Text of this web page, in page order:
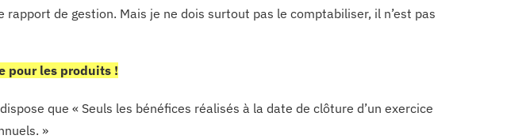
de gestion. Mais je ne dois surtout pas le comptabiliser, il n’est pas
pour les produits !
que « Seuls les bénéfices réalisés à la date de clôture d’un exercice
»